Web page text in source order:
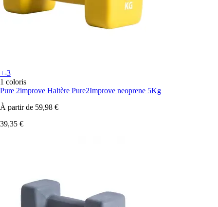
+-3
1 coloris
Pure 2improve Haltère Pure2Improve neoprene 5Kg
À partir de 59,98 €
39,35 €